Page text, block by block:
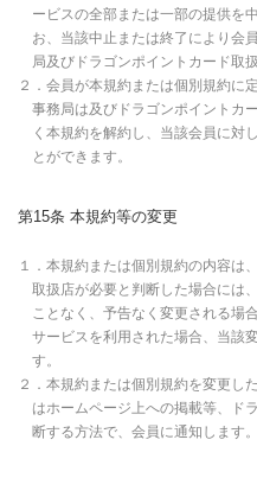
ービスの全部または一部の提供を
お、当該中止または終了により会
局及びドラゴンポイントカード取
２．会員が本規約または個別規約に
事務局は及びドラゴンポイントカ
く本規約を解約し、当該会員に対
とができます。
第15条 本規約等の変更
１．本規約または個別規約の内容は
取扱店が必要と判断した場合には
ことなく、予告なく変更される場
サービスを利用された場合、当該
す。
２．本規約または個別規約を変更し
はホームページ上への掲載等、ド
断する方法で、会員に通知します。